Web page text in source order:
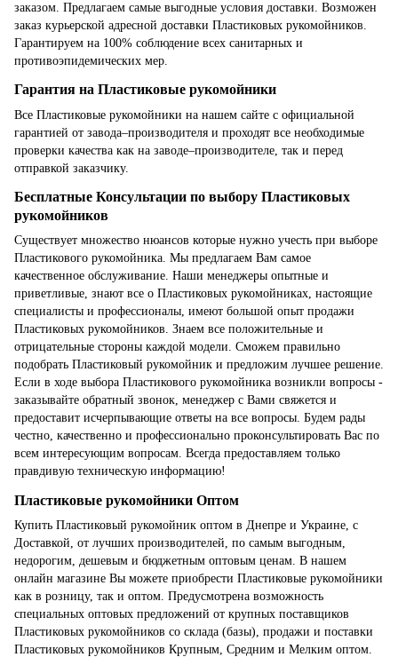
заказом. Предлагаем самые выгодные условия доставки. Возможен
заказ курьерской адресной доставки Пластиковых рукомойников.
Гарантируем на 100% соблюдение всех санитарных и
противоэпидемических мер.
Гарантия на Пластиковые рукомойники
Все Пластиковые рукомойники на нашем сайте с официальной
гарантией от завода–производителя и проходят все необходимые
проверки качества как на заводе–производителе, так и перед
отправкой заказчику.
Бесплатные Консультации по выбору Пластиковых
рукомойников
Существует множество нюансов которые нужно учесть при выборе
Пластикового рукомойника. Мы предлагаем Вам самое
качественное обслуживание. Наши менеджеры опытные и
приветливые, знают все о Пластиковых рукомойниках, настоящие
специалисты и профессионалы, имеют большой опыт продажи
Пластиковых рукомойников. Знаем все положительные и
отрицательные стороны каждой модели. Сможем правильно
подобрать Пластиковый рукомойник и предложим лучшее решение.
Если в ходе выбора Пластикового рукомойника возникли вопросы -
заказывайте обратный звонок, менеджер с Вами свяжется и
предоставит исчерпывающие ответы на все вопросы. Будем рады
честно, качественно и профессионально проконсультировать Вас по
всем интересующим вопросам. Всегда предоставляем только
правдивую техническую информацию!
Пластиковые рукомойники Оптом
Купить Пластиковый рукомойник оптом в Днепре и Украине, с
Доставкой, от лучших производителей, по самым выгодным,
недорогим, дешевым и бюджетным оптовым ценам. В нашем
онлайн магазине Вы можете приобрести Пластиковые рукомойники
как в розницу, так и оптом. Предусмотрена возможность
специальных оптовых предложений от крупных поставщиков
Пластиковых рукомойников со склада (базы), продажи и поставки
Пластиковых рукомойников Крупным, Средним и Мелким оптом.